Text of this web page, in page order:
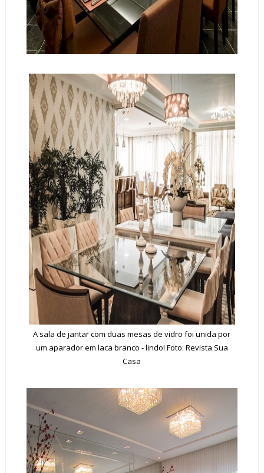
A sala de jantar com duas mesas de vidro foi unida por
um aparador em laca branco - lindo! Foto: Revista Sua
Casa